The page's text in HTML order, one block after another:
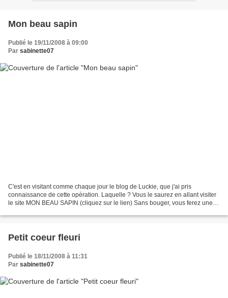
Mon beau sapin
Publié le 19/11/2008 à 09:00
Par sabinette07
C'est en visitant comme chaque jour le blog de Luckie, que j'ai pris
connaissance de cette opération. Laquelle ? Vous le saurez en allant visiter
le site MON BEAU SAPIN (cliquez sur le lien) Sans bouger, vous ferez une
Petit coeur fleuri
Publié le 18/11/2008 à 11:31
Par sabinette07